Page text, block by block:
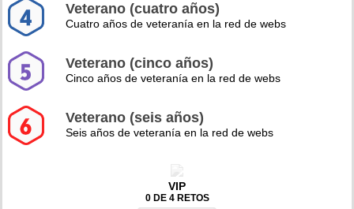
Veterano (cuatro años)
Cuatro años de veteranía en la red de webs
Veterano (cinco años)
Cinco años de veteranía en la red de webs
Veterano (seis años)
Seis años de veteranía en la red de webs
VIP
0 DE 4 RETOS